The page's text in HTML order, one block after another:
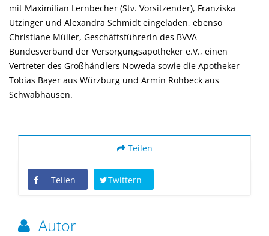
mit Maximilian Lernbecher (Stv. Vorsitzender), Franziska
Utzinger und Alexandra Schmidt eingeladen, ebenso
Christiane Müller, Geschäftsführerin des BVVA
Bundesverband der Versorgungsapotheker e.V., einen
Vertreter des Großhändlers Noweda sowie die Apotheker
Tobias Bayer aus Würzburg und Armin Rohbeck aus
Schwabhausen.
Teilen
Teilen Twittern
Autor